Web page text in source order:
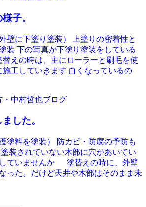
様子。
壁に下塗り塗装） 上塗りの密着性と
装 下の写真が下塗り塗装をしている
えの時は、主にローラーと刷毛を使
施工していきます 白くなっているの
・中村哲也ブログ
ました。
塗料を塗装） 防カビ・防腐の予防も
装されていない木部に穴があいてい
ていませんか 塗替えの時に、外壁
った。だけど天井や木部はそのまま未